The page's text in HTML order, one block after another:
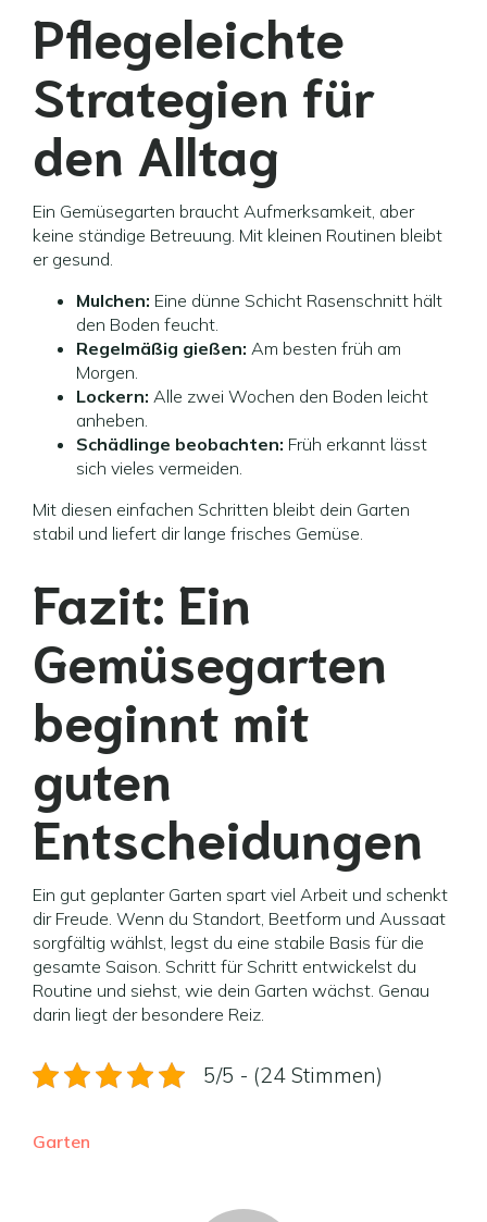
Pflegeleichte
Strategien für
den Alltag
Ein Gemüsegarten braucht Aufmerksamkeit, aber
keine ständige Betreuung. Mit kleinen Routinen bleibt
er gesund.
Mulchen: Eine dünne Schicht Rasenschnitt hält
den Boden feucht.
Regelmäßig gießen: Am besten früh am
Morgen.
Lockern: Alle zwei Wochen den Boden leicht
anheben.
Schädlinge beobachten: Früh erkannt lässt
sich vieles vermeiden.
Mit diesen einfachen Schritten bleibt dein Garten
stabil und liefert dir lange frisches Gemüse.
Fazit: Ein
Gemüsegarten
beginnt mit
guten
Entscheidungen
Ein gut geplanter Garten spart viel Arbeit und schenkt
dir Freude. Wenn du Standort, Beetform und Aussaat
sorgfältig wählst, legst du eine stabile Basis für die
gesamte Saison. Schritt für Schritt entwickelst du
Routine und siehst, wie dein Garten wächst. Genau
darin liegt der besondere Reiz.
5/5 - (24 Stimmen)
Garten